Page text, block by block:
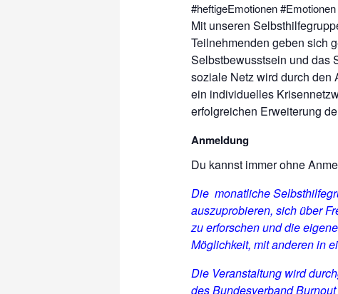
#heftigeEmotionen
Mit unseren
Teilnehmenden geben sich
Selbstbewusstsein und das
soziale Netz wird durch den
ein individuelles
erfolgreichen Erweiterung
Anmeldung
Du kannst immer ohne
Die monatliche
auszuprobieren, sich über
zu erforschen und die
Möglichkeit, mit anderen in
Die Veranstaltung wird
des Bundesverband